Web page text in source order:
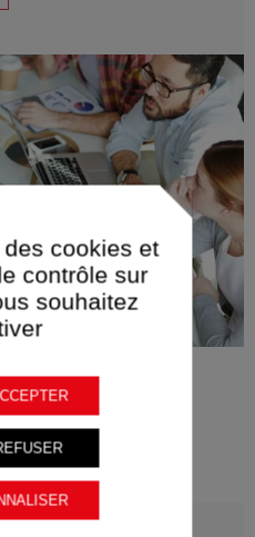
cookies et
contrôle sur
souhaitez